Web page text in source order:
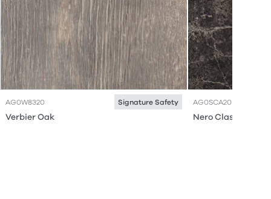
AG0W8320 Signature Safety
Verbier Oak
AG0SCA20
Nero Classic